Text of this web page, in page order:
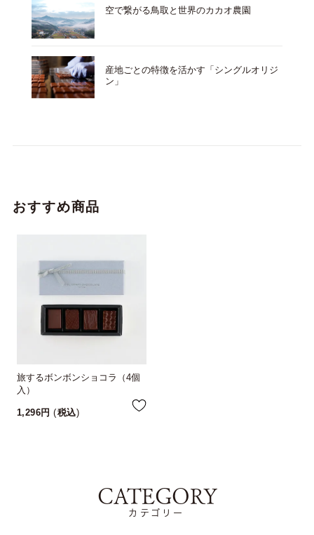
空で繋がる鳥取と世界のカカオ農園
産地ごとの特徴を活かす「シングルオリジ
ン」
おすすめ商品
旅するボンボンショコラ（4個
入）
1,296 税込
CATEGORY
カテゴリー